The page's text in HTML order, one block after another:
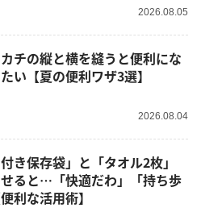
2026.08.05
チの縦と横を縫うと便利にな
い【夏の便利ワザ3選】
2026.08.04
き保存袋」と「タオル2枚」
ると…「快適だわ」「持ち歩
利な活用術】